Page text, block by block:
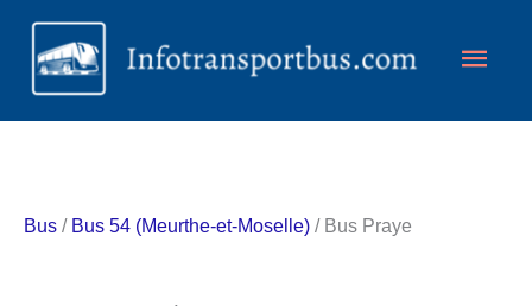
Aller
contenu
Bus / Bus 54 (Meurthe-et-Moselle) / Bus Praye